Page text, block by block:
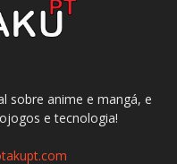
sobre anime e mangá, e
e tecnologia!